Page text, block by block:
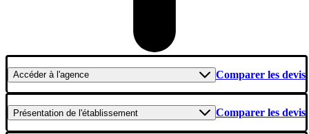
Accéderà l'agence Comparer les devis
Présentation de l'établissement Comparer les devis